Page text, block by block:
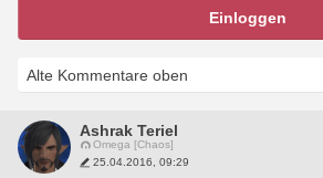
Einloggen
Ashrak Teriel
Omega [Chaos]
25.04.2016, 09:29